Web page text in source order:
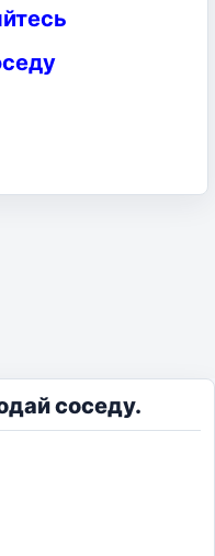
соседу.